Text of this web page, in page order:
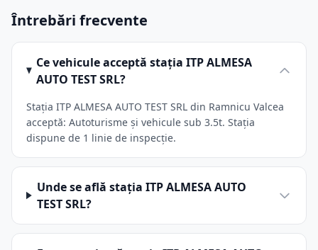
Întrebări frecvente
Ce vehicule acceptă stația ITP ALMESA
AUTO TEST SRL?
Stația ITP ALMESA AUTO TEST SRL din Ramnicu Valcea
acceptă: Autoturisme și vehicule sub 3.5t. Stația
dispune de 1 linie de inspecție.
Unde se află stația ITP ALMESA AUTO
TEST SRL?